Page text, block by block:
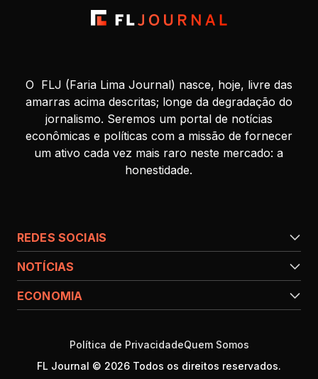
O FLJ (Faria Lima Journal) nasce, hoje, livre das
amarras acima descritas; longe da degradação do
jornalismo. Seremos um portal de notícias
econômicas e políticas com a missão de fornecer
um ativo cada vez mais raro neste mercado: a
honestidade.
REDES SOCIAIS
NOTÍCIAS
ECONOMIA
FL Journal © 2026 Todos os direitos reservados.
Política de PrivacidadeQuem Somos